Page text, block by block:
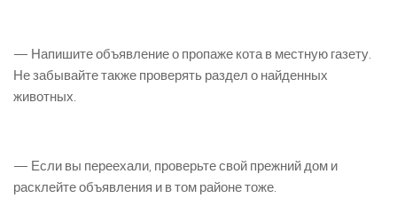
— Напишите объявление о пропаже кота в местную газету.
Не забывайте также проверять раздел о найденных
животных.
— Если вы переехали, проверьте свой прежний дом и
расклейте объявления и в том районе тоже.